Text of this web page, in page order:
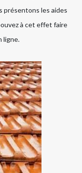
présentons les aides
à cet effet faire
ligne.